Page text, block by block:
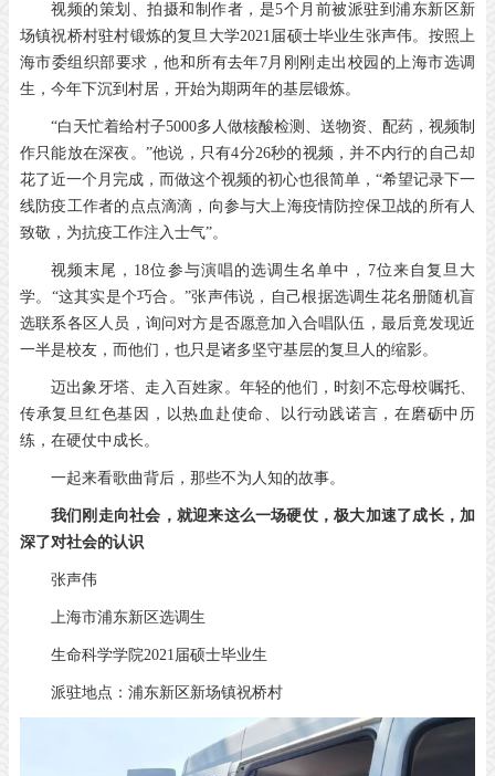
视频的策划、拍摄和制作者，是5个月前被派驻到浦东新区新
场镇祝桥村驻村锻炼的复旦大学2021届硕士毕业生张声伟。按照上
海市委组织部要求，他和所有去年7月刚刚走出校园的上海市选调
生，今年下沉到村居，开始为期两年的基层锻炼。
“白天忙着给村子5000多人做核酸检测、送物资、配药，视频制
作只能放在深夜。”他说，只有4分26秒的视频，并不内行的自己却
花了近一个月完成，而做这个视频的初心也很简单，“希望记录下一
线防疫工作者的点点滴滴，向参与大上海疫情防控保卫战的所有人
致敬，为抗疫工作注入士气”。
视频末尾，18位参与演唱的选调生名单中，7位来自复旦大
学。“这其实是个巧合。”张声伟说，自己根据选调生花名册随机盲
选联系各区人员，询问对方是否愿意加入合唱队伍，最后竟发现近
一半是校友，而他们，也只是诸多坚守基层的复旦人的缩影。
迈出象牙塔、走入百姓家。年轻的他们，时刻不忘母校嘱托、
传承复旦红色基因，以热血赴使命、以行动践诺言，在磨砺中历
练，在硬仗中成长。
一起来看歌曲背后，那些不为人知的故事。
我们刚走向社会，就迎来这么一场硬仗，极大加速了成长，加
深了对社会的认识
张声伟
上海市浦东新区选调生
生命科学学院2021届硕士毕业生
派驻地点：浦东新区新场镇祝桥村